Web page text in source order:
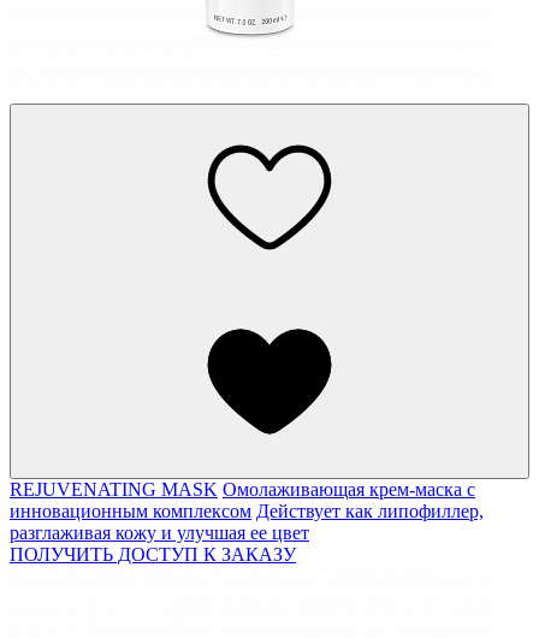
REJUVENATING MASK Омолаживающая крем-маска с
инновационным комплексом Действует как липофиллер,
разглаживая кожу и улучшая ее цвет
ПОЛУЧИТЬ ДОСТУП К ЗАКАЗУ